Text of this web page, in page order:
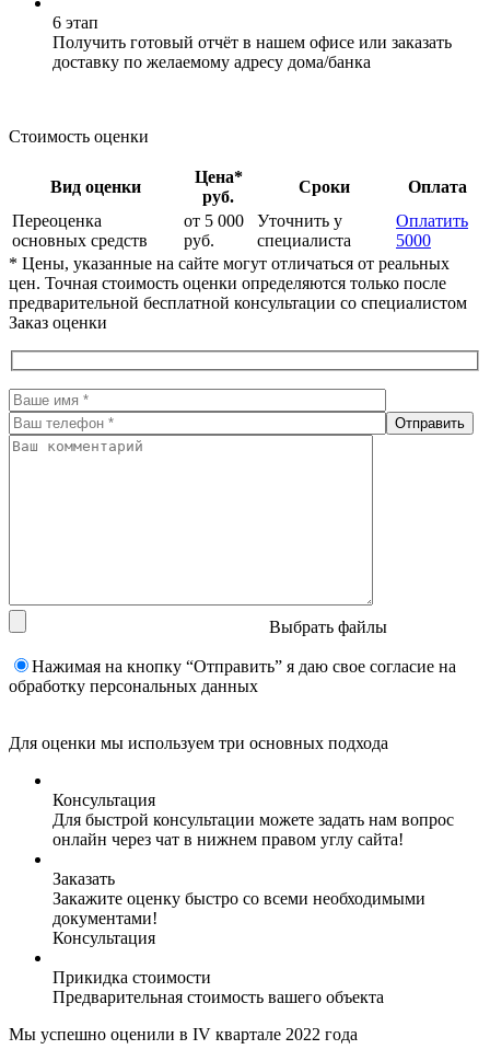
6 этап
Получить готовый отчёт в нашем офисе или заказать
доставку по желаемому адресу дома/банка
Стоимость оценки
Вид оценки
Цена*
руб.
Сроки
Оплата
Переоценка
основных средств
от 5 000
руб.
Уточнить у
специалиста
Оплатить
5000
* Цены, указанные на сайте могут отличаться от реальных
цен. Точная стоимость оценки определяются только после
предварительной бесплатной консультации со специалистом
Заказ оценки
Выбрать файлы
Нажимая на кнопку “Отправить” я даю свое согласие на
обработку персональных данных
Для оценки мы используем три основных подхода
Консультация
Для быстрой консультации можете задать нам вопрос
онлайн через чат в нижнем правом углу сайта!
Заказать
Закажите оценку быстро со всеми необходимыми
документами!
Консультация
Прикидка стоимости
Предварительная стоимость вашего объекта
Мы успешно оценили в IV квартале 2022 года